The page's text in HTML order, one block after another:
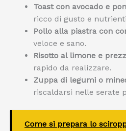
Toast con avocado e
ricco di gusto e
Pollo alla piastra con
veloce e sano.
Risotto al limone e
rapido da realizzare.
Zuppa di legumi o
riscaldarsi nelle serate
Come si prepara lo